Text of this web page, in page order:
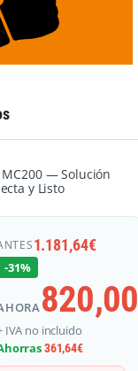
MC200 — Solución
y Listo
1.181,64€
-31%
820,00
IVA no incluido
361,64€